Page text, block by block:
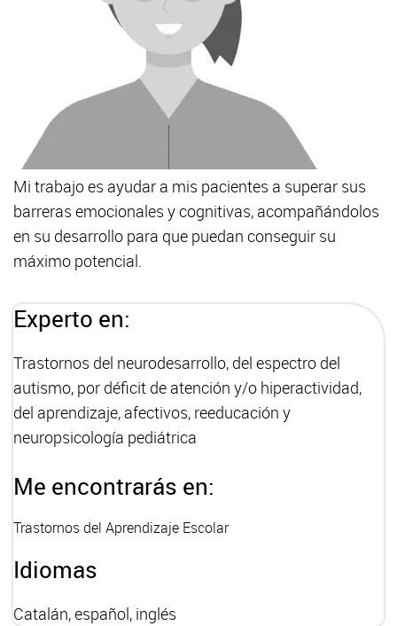
Mi trabajo es ayudar a mis pacientes a superar sus
barreras emocionales y cognitivas, acompañándolos
en su desarrollo para que puedan conseguir su
máximo potencial.
Experto en:
Trastornos del neurodesarrollo, del espectro del
autismo, por déficit de atención y/o hiperactividad,
del aprendizaje, afectivos, reeducación y
neuropsicología pediátrica
Me encontrarás en:
Trastornos del Aprendizaje Escolar
Idiomas
Catalán, español, inglés